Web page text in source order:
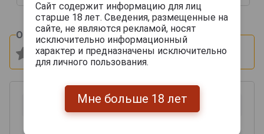
Оцените и напишите отзыв:
Сайт содержит информацию для лиц
старше 18 лет. Сведения, размещенные на
сайте, не являются рекламой, носят
исключительно информационный
характер и предназначены исключительно
для личного пользования.
Мне больше 18 лет